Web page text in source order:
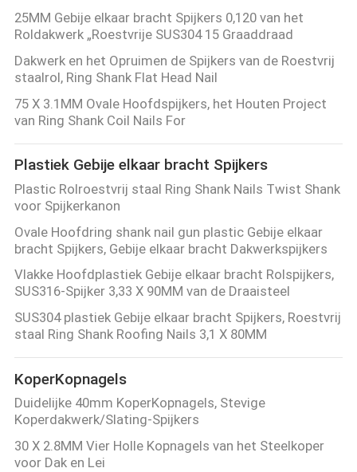
25MM Gebije elkaar bracht Spijkers 0,120 van het
Roldakwerk „Roestvrije SUS304 15 Graaddraad
Dakwerk en het Opruimen de Spijkers van de Roestvrij
staalrol, Ring Shank Flat Head Nail
75 X 3.1MM Ovale Hoofdspijkers, het Houten Project
van Ring Shank Coil Nails For
Plastiek Gebije elkaar bracht Spijkers
Plastic Rolroestvrij staal Ring Shank Nails Twist Shank
voor Spijkerkanon
Ovale Hoofdring shank nail gun plastic Gebije elkaar
bracht Spijkers, Gebije elkaar bracht Dakwerkspijkers
Vlakke Hoofdplastiek Gebije elkaar bracht Rolspijkers,
SUS316-Spijker 3,33 X 90MM van de Draaisteel
SUS304 plastiek Gebije elkaar bracht Spijkers, Roestvrij
staal Ring Shank Roofing Nails 3,1 X 80MM
KoperKopnagels
Duidelijke 40mm KoperKopnagels, Stevige
Koperdakwerk/Slating-Spijkers
30 X 2.8MM Vier Holle Kopnagels van het Steelkoper
voor Dak en Lei